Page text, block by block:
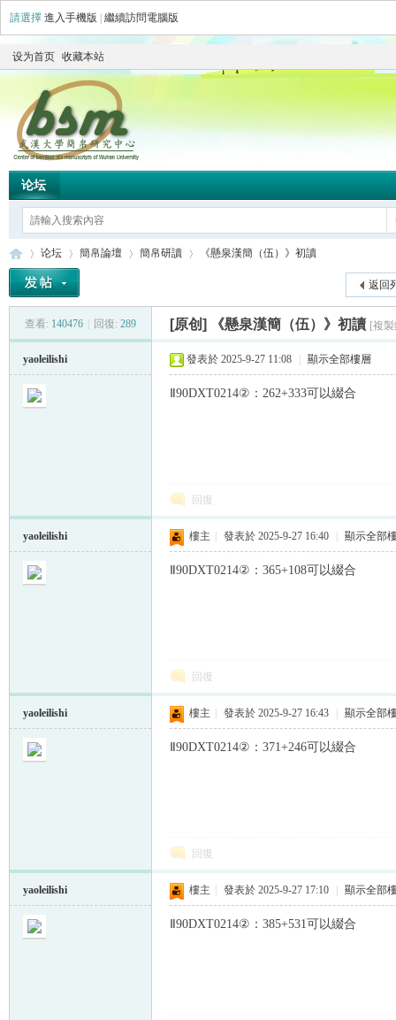
請選擇 進入手機版 繼續訪問電腦版
设为首页 收藏本站
论坛
»
论坛
›
簡帛論壇
›
簡帛研讀
›
《懸泉漢簡（伍）》初讀
返回
查看: 140476 回復: 289 [原创] 《懸泉漢簡（伍）》初讀 [複
yaoleilishi 發表於 2025-9-27 11:08 顯示全部樓層
Ⅱ90DXT0214②：262+333可以綴合
回復
yaoleilishi 樓主 發表於 2025-9-27 16:40 顯示全部
Ⅱ90DXT0214②：365+108可以綴合
回復
yaoleilishi 樓主 發表於 2025-9-27 16:43 顯示全部
Ⅱ90DXT0214②：371+246可以綴合
回復
yaoleilishi 樓主 發表於 2025-9-27 17:10 顯示全部
Ⅱ90DXT0214②：385+531可以綴合